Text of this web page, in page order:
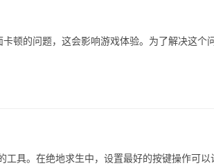
顿的问题，这会影响游戏体验。为了解决这个
具。在绝地求生中，设置最好的按键操作可以